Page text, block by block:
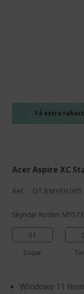
Få extra
Acer Aspire XC
Ref. DT.BMYEH.005
Skynda! Koden
01
Dagar
Windows 11